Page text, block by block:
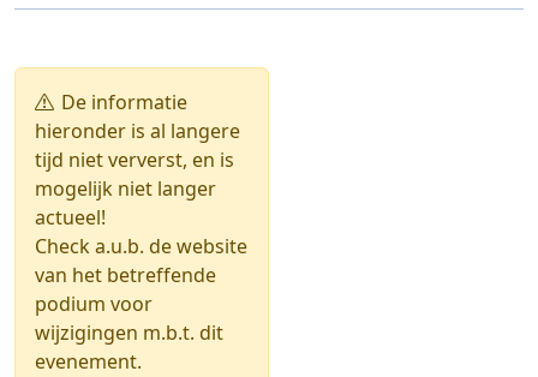
De informatie
hieronder is al langere
tijd niet ververst, en is
mogelijk niet langer
actueel!
Check a.u.b. de website
van het betreffende
podium voor
wijzigingen m.b.t. dit
evenement.